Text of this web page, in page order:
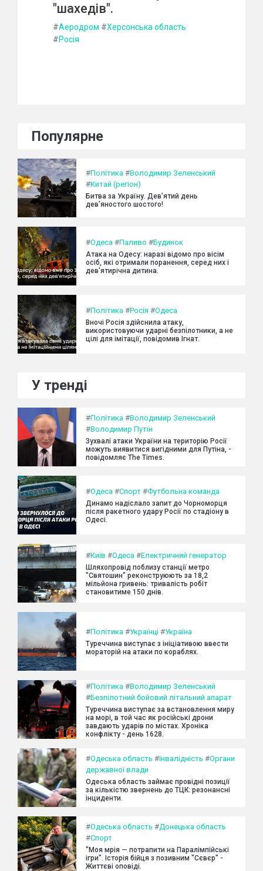
"шахедів".
#Аеродром #Херсонська область
#Росія
Популярне
#Політика #Володимир Зеленський
#Китай (регіон)
Битва за Україну. Дев’ятий день
дев’яностого шостого!
#Одеса #Паливо #Будинок
Атака на Одесу: наразі відомо про вісім
осіб, які отримали поранення, серед них і
дев'ятирічна дитина.
#Політика #Росія #Одеса
Вночі Росія здійснила атаку,
використовуючи ударні безпілотники, а не
цілі для імітації, повідомив Ігнат.
У тренді
#Політика #Володимир Зеленський
#Володимир Путін
Зухвалі атаки України на територію Росії
можуть виявитися вигідними для Путіна, -
повідомляє The Times.
#Одеса #Спорт #Футбольна команда
Динамо надіслало запит до Чорноморця
після ракетного удару Росії по стадіону в
Одесі.
#Київ #Одеса #Електричний генератор
Шляхопровід поблизу станції метро
"Святошин" реконструюють за 18,2
мільйона гривень: тривалість робіт
становитиме 150 днів.
#Політика #Українці #Україна
Туреччина виступає з ініціативою ввести
мораторій на атаки по кораблях.
#Політика #Володимир Зеленський
#Безпілотний бойовий літальний апарат
Туреччина виступає за встановлення миру
на морі, в той час як російські дрони
завдають ударів по містах. Хроніка
конфлікту - день 1628.
#Одеська область #Інвалідність #Органи
державної влади
Одеська область займає провідні позиції
за кількістю звернень до ТЦК: резонансні
інциденти.
#Одеська область #Донецька область
#Спорт
"Моя мрія — потрапити на Паралімпійські
ігри". Історія бійця з позивним "Сєвєр" -
Життєві оповіді.